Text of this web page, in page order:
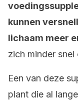
kunnen
lichaam meer
zich minder snel
Een van deze
plant die al